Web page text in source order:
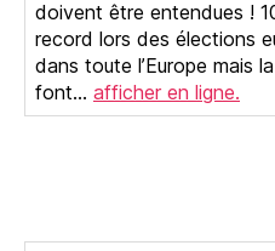
doivent être entendues !
record lors des élections
dans toute l’Europe mais
font… afficher en ligne.